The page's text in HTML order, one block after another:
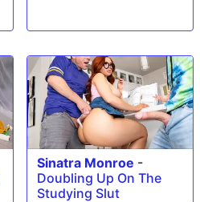
Sinatra Monroe -
Doubling Up On The
Studying Slut